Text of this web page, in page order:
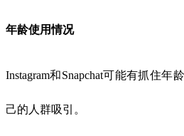
年龄使用情况
Instagram和Snapchat可能有抓住年
己的人群吸引。